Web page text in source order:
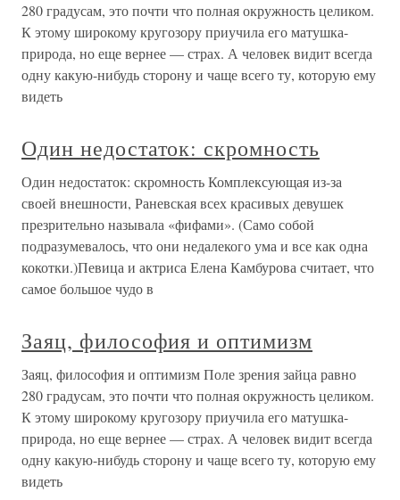
280 градусам, это почти что полная окружность целиком.
К этому широкому кругозору приучила его матушка-
природа, но еще вернее — страх. А человек видит всегда
одну какую-нибудь сторону и чаще всего ту, которую ему
видеть
Один недостаток: скромность
Один недостаток: скромность Комплексующая из-за
своей внешности, Раневская всех красивых девушек
презрительно называла «фифами». (Само собой
подразумевалось, что они недалекого ума и все как одна
кокотки.)Певица и актриса Елена Камбурова считает, что
самое большое чудо в
Заяц, философия и оптимизм
Заяц, философия и оптимизм Поле зрения зайца равно
280 градусам, это почти что полная окружность целиком.
К этому широкому кругозору приучила его матушка-
природа, но еще вернее — страх. А человек видит всегда
одну какую-нибудь сторону и чаще всего ту, которую ему
видеть